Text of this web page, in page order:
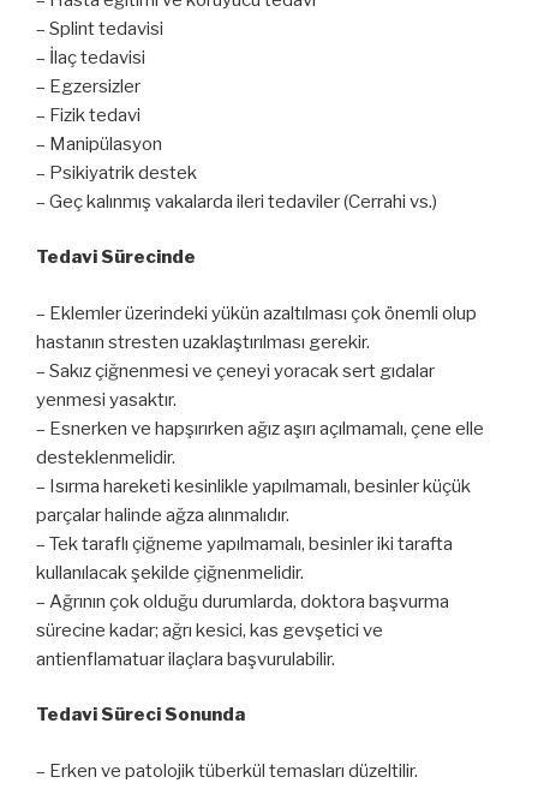
– Splint tedavisi
– İlaç tedavisi
– Egzersizler
– Fizik tedavi
– Manipülasyon
– Psikiyatrik destek
– Geç kalınmış vakalarda ileri tedaviler (Cerrahi vs.)
Tedavi Sürecinde
– Eklemler üzerindeki yükün azaltılması çok önemli olup
hastanın stresten uzaklaştırılması gerekir.
– Sakız çiğnenmesi ve çeneyi yoracak sert gıdalar
yenmesi yasaktır.
– Esnerken ve hapşırırken ağız aşırı açılmamalı, çene elle
desteklenmelidir.
– Isırma hareketi kesinlikle yapılmamalı, besinler küçük
parçalar halinde ağza alınmalıdır.
– Tek taraflı çiğneme yapılmamalı, besinler iki tarafta
kullanılacak şekilde çiğnenmelidir.
– Ağrının çok olduğu durumlarda, doktora başvurma
sürecine kadar; ağrı kesici, kas gevşetici ve
antienflamatuar ilaçlara başvurulabilir.
Tedavi Süreci Sonunda
– Erken ve patolojik tüberkül temasları düzeltilir.